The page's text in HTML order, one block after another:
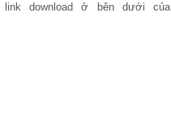
download ở bên dưới của